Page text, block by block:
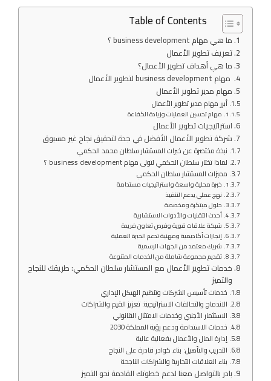
Table of Contents
ما هي مهام business development ؟
تعريف تطوير الأعمال
ما هي أهداف تطوير الأعمال؟
مهام business development لتطوير الأعمال
مهام مدير تطوير الأعمال
أبرز مهام مدير تطوير الأعمال
مهام تحسين العمليات وزيادة الكفاءة
استراتيجيات تطوير الأعمال
شركة تطوير الأعمال الأفضل في جدة لتحقيق نجاح غير مسبوق
نبذة مختصرة عن خبرات المستشار سلطان محمد الحكمي
لماذا تختار سلطان الحكمي لتولى مهام business development ؟
مميزات المستشار سلطان الحكمي
خبرة محلية واسعة واستراتيجيات مستدامة
نهج عملي يدعم التنفيذ
حلول مبتكرة ومخصصة
أحدث التقنيات والأدوات الاستشارية
شبكة علاقات قوية وفرص تعاون فريدة
إنجازات أكاديمية ومهنية تدعم الخبرة العملية
شريك معتمد من الجهات الرسمية
تقديم مجموعة شاملة من الخدمات المتنوعة
خدمات تطوير الأعمال مع المستشار سلطان الحكمي: طريقك للنجاح
والتميز
خدمات تأسيس الشركات وتنظيم الهيكل الإداري
الاندماج والتحالفات الاستراتيجية: تعزيز القيم والشراكات
الاستثمار الأجنبي وخدمات الامتثال القانوني
خدمات الاستدامة ودعم رؤية المملكة 2030
إدارة المال والأعمال بفعالية عالية
التدريب والتأهيل: بناء كوادر قادرة على النجاح
بناء العلاقات التجارية والشراكات الناجحة
بادر بالتواصل معنا لدعم خطوتك القادمة نحو التميز